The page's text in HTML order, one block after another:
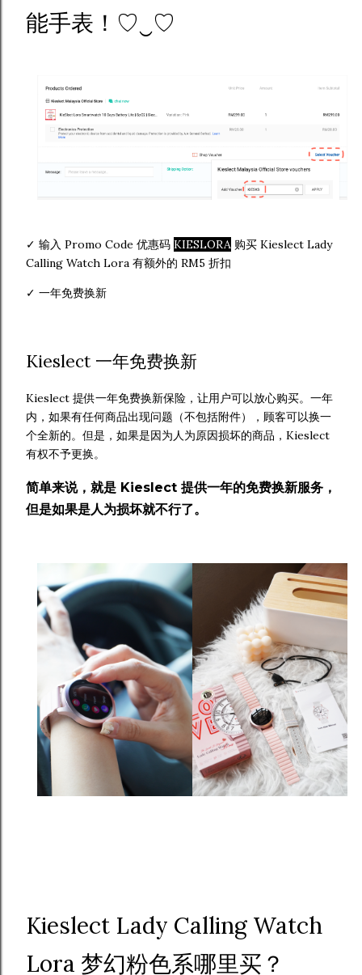
能手表 ！♡‿♡
✓ 输入 Promo Code 优惠码 KIESLORA 购买 Kieslect Lady
Calling Watch Lora 有额外的 RM5 折扣
✓ 一年免费换新
Kieslect 一年免费换新
Kieslect 提供一年免费换新保险，让用户可以放心购买。一年
内，如果有任何商品出现问题（不包括附件），顾客可以换一
个全新的。但是，如果是因为人为原因损坏的商品，Kieslect
有权不予更换。
简单来说，就是 Kieslect 提供一年的免费换新服务，
但是如果是人为损坏就不行了。
Kieslect Lady Calling Watch
Lora 梦幻粉色系哪里买？